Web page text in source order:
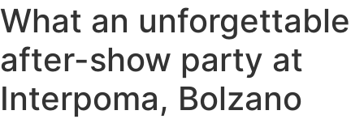
What an unforgettable
after-show party at
Interpoma, Bolzano